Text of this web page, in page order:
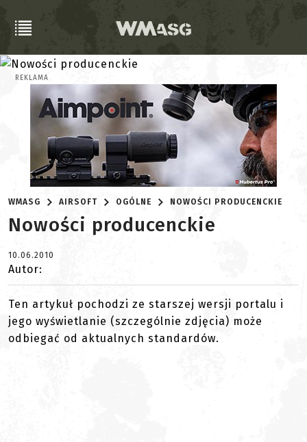
REKLAMA
WMASG AIRSOFT OGÓLNE NOWOŚCI PRODUCENCKIE
Nowości producenckie
10.06.2010
Autor:
Ten artykuł pochodzi ze starszej wersji portalu i
jego wyświetlanie (szczególnie zdjęcia) może
odbiegać od aktualnych standardów.